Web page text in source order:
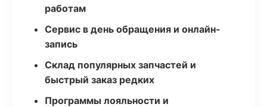
работам
Сервис в день обращения и онлайн-
запись
Склад популярных запчастей и
быстрый заказ редких
Программы лояльности и